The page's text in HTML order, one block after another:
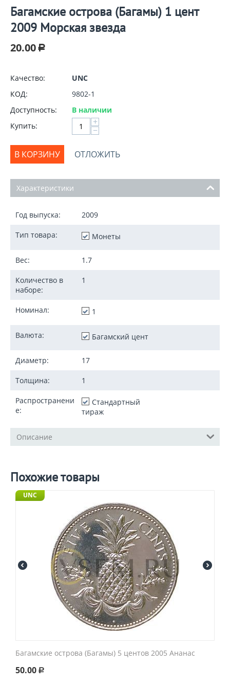
Багамские острова (Багамы) 1 цент
2009 Морская звезда
20.00 Р
Качество:
UNC
КОД:
9802-1
Доступность:
В наличии
Купить:
+
−
В КОРЗИНУ ОТЛОЖИТЬ
Характеристики
Год выпуска: 2009
Тип товара: Монеты
Вес: 1.7
Количество в
наборе:
1
Номинал: 1
Валюта: Багамский цент
Диаметр: 17
Толщина: 1
Распространени
е:
Стандартный
тираж
Описание
Похожие товары
UNC
Багамские острова (Багамы) 5 центов 2005 Ананас
50.00 Р